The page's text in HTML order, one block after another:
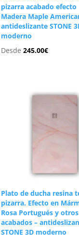
pizarra acabado efecto
Madera Maple
antideslizante STONE
moderno
Desde245.00€
Plato de ducha resina
pizarra. Efecto en
Rosa Portugués y otros
acabados –
STONE 3D moderno